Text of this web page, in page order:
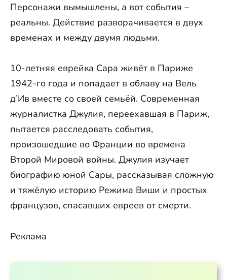
Персонажи вымышлены, а вот события –
реальны. Действие разворачивается в двух
временах и между двумя людьми.
10-летняя еврейка Сара живёт в Париже
1942-го года и попадает в облаву на Вель
д’Ив вместе со своей семьёй. Современная
журналистка Джулия, переехавшая в Париж,
пытается расследовать события,
произошедшие во Франции во времена
Второй Мировой войны. Джулия изучает
биографию юной Сары, рассказывая сложную
и тяжёлую историю Режима Виши и простых
французов, спасавших евреев от смерти.
Реклама